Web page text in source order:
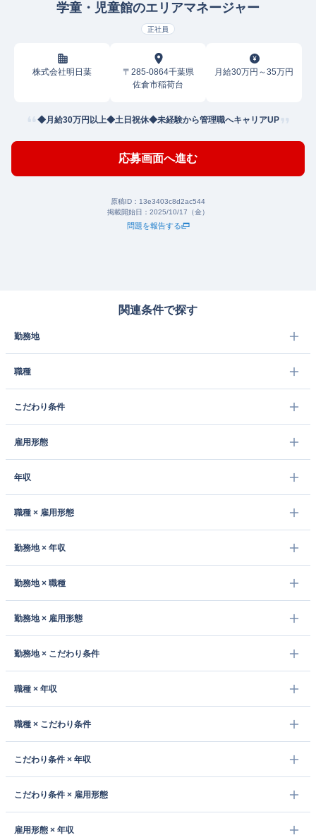
学童・児童館のエリアマネージャー
正社員
株式会社明日葉
〒285-0864千葉県
佐倉市稲荷台
月給30万円～35万円
◆月給30万円以上◆土日祝休◆未経験から管理職へキャリアUP
応募画面へ進む
原稿ID： 13e3403c8d2ac544
掲載開始日： 2025/10/17（金）
問題を報告する
関連条件で探す
勤務地
職種
こだわり条件
雇用形態
年収
職種 × 雇用形態
勤務地 × 年収
勤務地 × 職種
勤務地 × 雇用形態
勤務地 × こだわり条件
職種 × 年収
職種 × こだわり条件
こだわり条件 × 年収
こだわり条件 × 雇用形態
雇用形態 × 年収